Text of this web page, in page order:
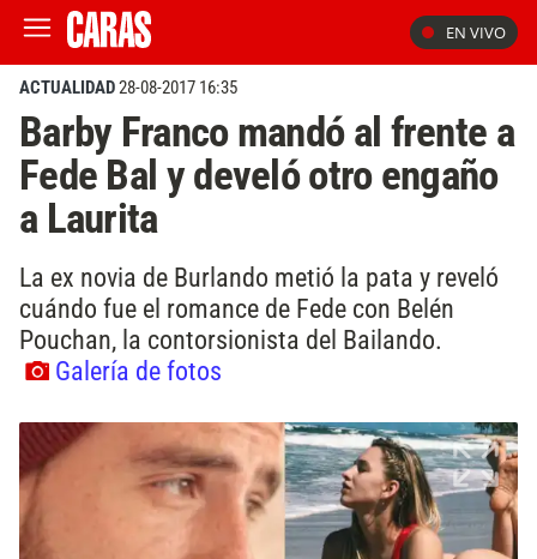
EN VIVO
ACTUALIDAD28-08-2017 16:35
Barby Franco mandó al frente a
Fede Bal y develó otro engaño
a Laurita
La ex novia de Burlando metió la pata y reveló
cuándo fue el romance de Fede con Belén
Pouchan, la contorsionista del Bailando.
Galería de fotos